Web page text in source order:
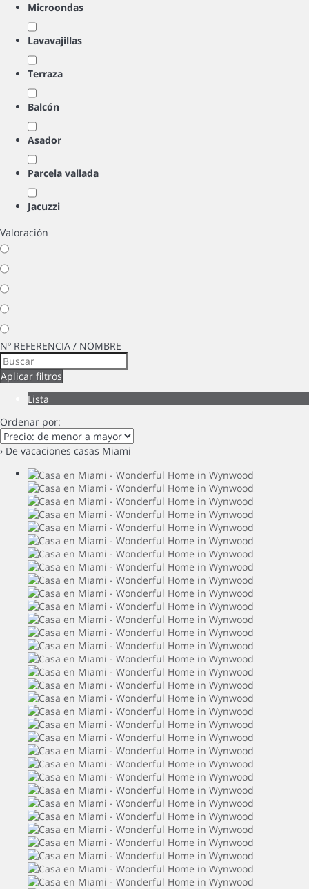
Microondas
Lavavajillas
Terraza
Balcón
Asador
Parcela vallada
Jacuzzi
Valoración
Nº REFERENCIA / NOMBRE
Aplicar filtros
Lista
Ordenar por:
› De vacaciones casas Miami